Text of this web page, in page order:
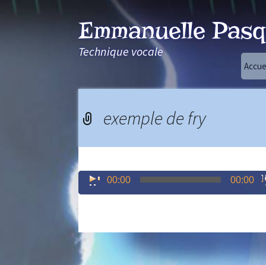
Emmanuelle
Technique vocale
Aller
contenu
exemple de fry
Lecteur
audio
00:00 00:00